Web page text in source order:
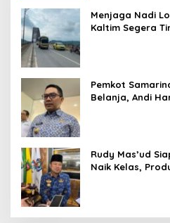
Menjaga Nadi
Kaltim Segera
Pemkot
Belanja, Andi
Rudy Mas’ud
Naik Kelas,